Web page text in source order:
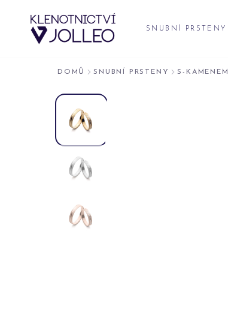
SNUBNÍ PRSTENY
DOMŮ SNUBNÍ PRSTENY S-KAMENEM